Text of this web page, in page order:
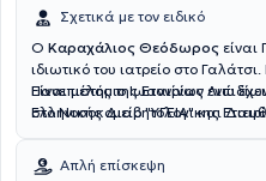
Σχετικά με τον ειδικό
Ο Καραχάλιος Θεόδωρος
ιδιωτικό του ιατρείο στο
Πανεπιστήμιο Ιωαννίνων ενώ
στο Νοσοκομείο "ΥΓΕΙΑ" και Διευθυντής επί 10ετια του Παθολογικού
Είναι μέλος της Εταιρίας
Ελληνικής
Απλή επίσκεψη